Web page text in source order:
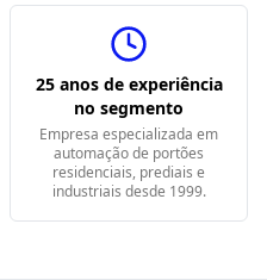
25 anos de experiência
no segmento
Empresa especializada em
automação de portões
residenciais, prediais e
industriais desde 1999.